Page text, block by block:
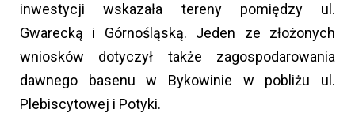
inwestycji wskazała tereny pomiędzy ul.
Gwarecką i Górnośląską. Jeden ze złożonych
wniosków dotyczył także zagospodarowania
dawnego basenu w Bykowinie w pobliżu ul.
Plebiscytowej i Potyki.